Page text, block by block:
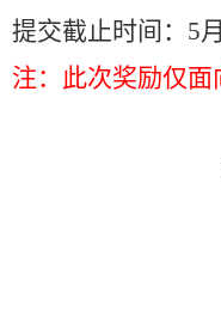
提交截止时间：5
注：此次奖励仅面